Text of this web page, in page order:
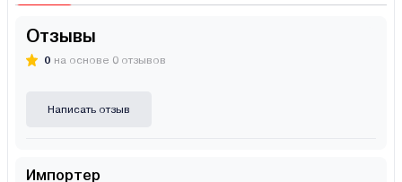
Отзывы
0 на основе 0 отзывов
Написать отзыв
Импортер